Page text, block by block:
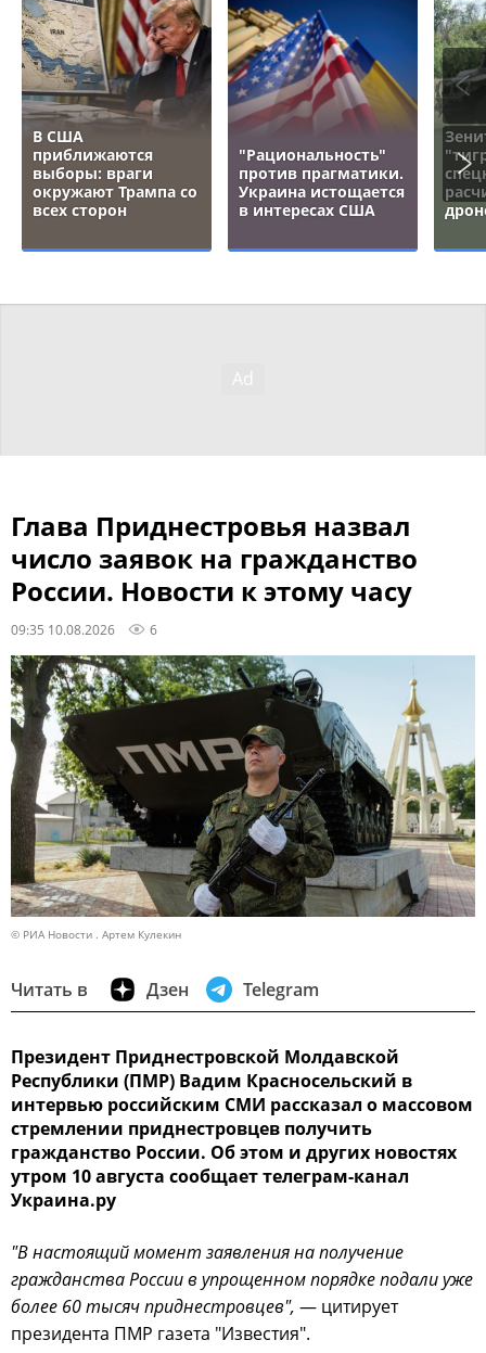
В США
приближаются
выборы: враги
окружают Трампа со
всех сторон
"Рациональность"
против прагматики.
Украина истощается
в интересах США
Глава Приднестровья назвал
число заявок на гражданство
России. Новости к этому часу
09:35 10.08.2026 6
© РИА Новости . Артем Кулекин
Читать в Дзен Telegram
Президент Приднестровской Молдавской
Республики (ПМР) Вадим Красносельский в
интервью российским СМИ рассказал о массовом
стремлении приднестровцев получить
гражданство России. Об этом и других новостях
утром 10 августа сообщает телеграм-канал
Украина.ру
"В настоящий момент заявления на получение
гражданства России в упрощенном порядке подали уже
более 60 тысяч приднестровцев", — цитирует
президента ПМР газета "Известия".